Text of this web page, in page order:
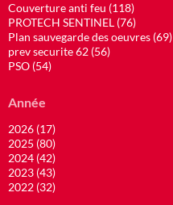
Couverture anti feu (118)
PROTECH SENTINEL (76)
Plan sauvegarde des oeuvres (69)
prev securite 62 (56)
PSO (54)
Année
2026 (17)
2025 (80)
2024 (42)
2023 (43)
2022 (32)